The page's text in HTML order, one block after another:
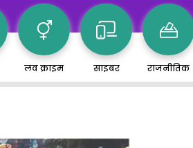
लव क्राइम साइबर राजनीतिक